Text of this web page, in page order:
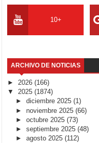
10+
ARCHIVO DE NOTICIAS
► 2026 (166)
▼ 2025 (1874)
► diciembre 2025 (1)
► noviembre 2025 (66)
► octubre 2025 (73)
► septiembre 2025 (48)
► agosto 2025 (112)